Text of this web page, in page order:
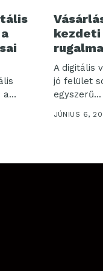
a
A digitális
jó felület
egyszerű...
JÚNIUS 6,